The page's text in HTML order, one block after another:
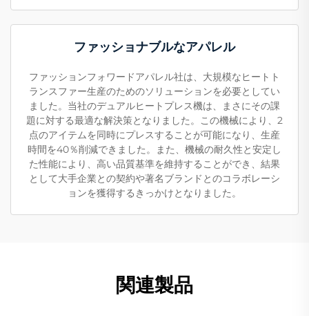
ファッショナブルなアパレル
ファッションフォワードアパレル社は、大規模なヒートト
ランスファー生産のためのソリューションを必要としてい
ました。当社のデュアルヒートプレス機は、まさにその課
題に対する最適な解決策となりました。この機械により、2
点のアイテムを同時にプレスすることが可能になり、生産
時間を40％削減できました。また、機械の耐久性と安定し
た性能により、高い品質基準を維持することができ、結果
として大手企業との契約や著名ブランドとのコラボレーシ
ョンを獲得するきっかけとなりました。
関連製品